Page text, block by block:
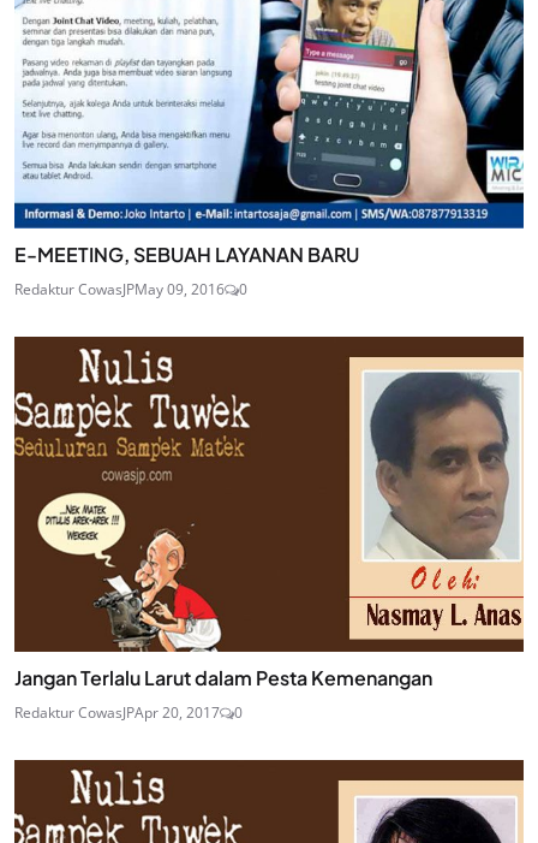
E-MEETING, SEBUAH LAYANAN BARU
Redaktur CowasJPMay 09, 2016 0
Jangan Terlalu Larut dalam Pesta Kemenangan
Redaktur CowasJPApr 20, 2017 0